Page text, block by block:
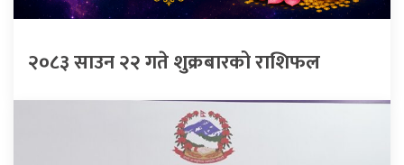
२०८३ साउन २२ गते शुक्रबारको राशिफल